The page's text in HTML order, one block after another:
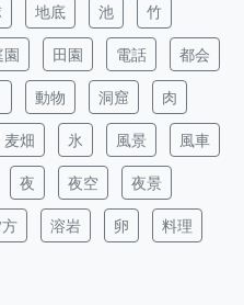
地底 池 竹
園 田園 電話 都会
動物 洞窟 肉
麦畑 氷 風景 風車
夜 夜空 夜景
溶岩 卵 料理